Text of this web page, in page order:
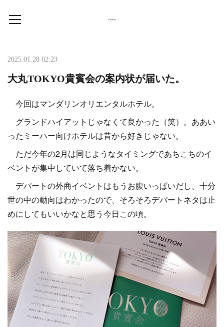
2025.01.28 02:23
大丸TOKYO貴賓会の案内状が届いた。
今回はマンダリンオリエンタルホテル。
グランドハイアットじゃなくて良かった（笑）。ああい
ったミーハー向けホテルは昔から好きじゃない。
ただ今年の2月は同じようなタイミングであちこちのイ
ベントが集中していて落ち着かない。
デパートの外商イベントはもうお腹いっぱいだし、十分
世の中の動向はわかったので、そろそろデパートネタは止
めにしてもいいかなと思う今日この頃。